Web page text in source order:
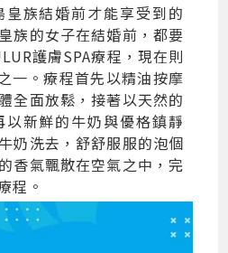
皇族結婚前才能享受到的
族的女子在結婚前，都要
護膚SPA療程，現在則
一。療程首先以精油按摩
全面放鬆，接著以天然的
以新鮮的牛奶與優格鎮靜
奶洗去，舒舒服服的泡個
香氣飄散在空氣之中，完
程。